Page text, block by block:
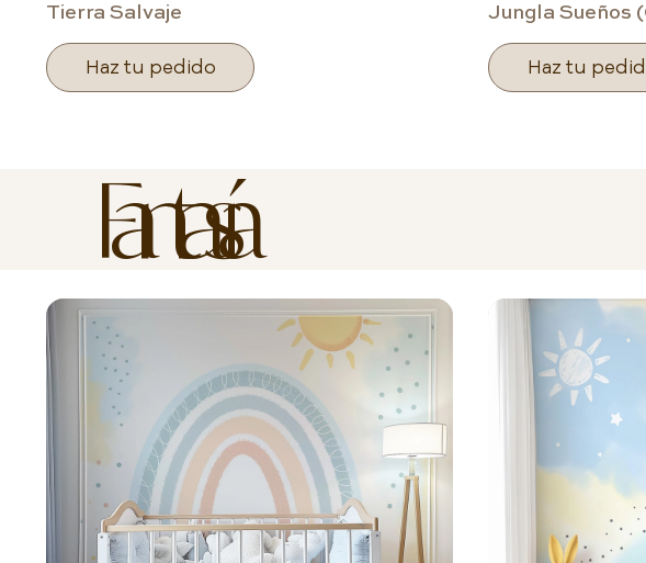
Tierra Salvaje
Haz tu pedido
Jungla Sueños
Haz tu
Fantasía